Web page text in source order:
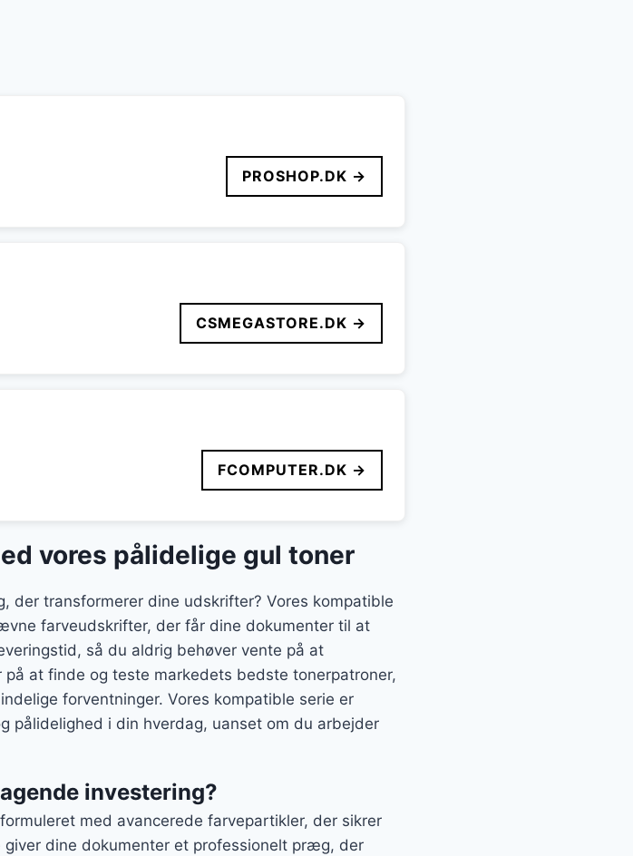
PROSHOP.DK →
CSMEGASTORE.DK →
FCOMPUTER.DK →
vores pålidelige gul toner
der transformerer dine udskrifter? Vores kompatible
farveudskrifter, der får dine dokumenter til at
så du aldrig behøver vente på at
at finde og teste markedets bedste tonerpatroner,
forventninger. Vores kompatible serie er
pålidelighed i din hverdag, uanset om du arbejder
investering?
med avancerede farvepartikler, der sikrer
dine dokumenter et professionelt præg, der